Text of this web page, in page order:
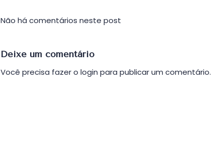
Não há comentários neste post
Deixe um comentário
Você precisa fazer o login para publicar um comentário.